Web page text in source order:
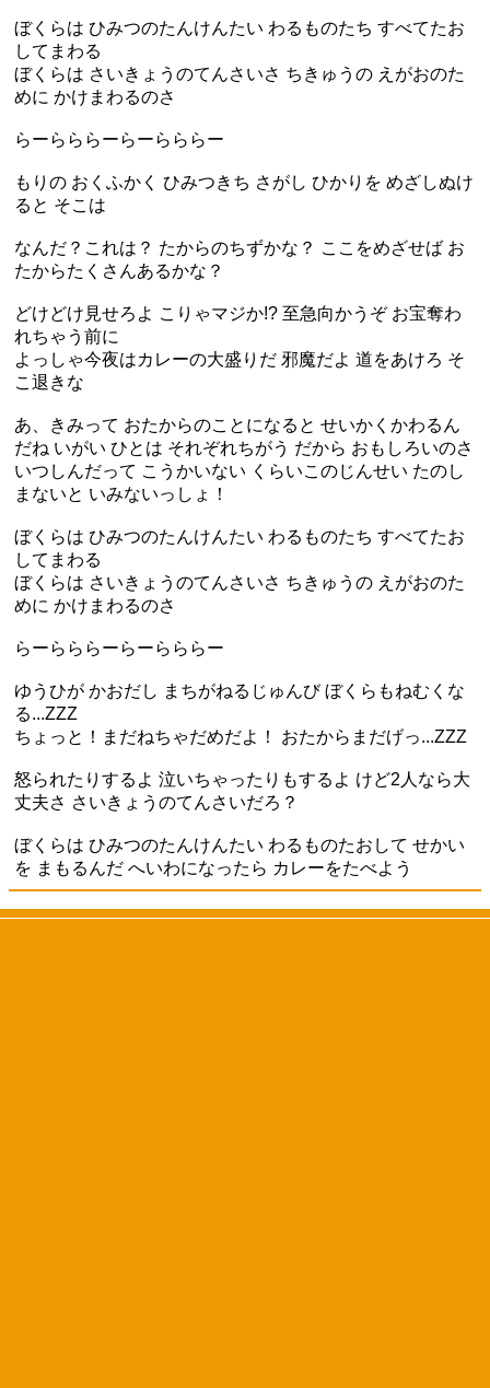
ぼくらは ひみつのたんけんたい わるものたち すべてたお
してまわる
ぼくらは さいきょうのてんさいさ ちきゅうの えがおのた
めに かけまわるのさ
らーらららーらーらららー
もりの おくふかく ひみつきち さがし ひかりを めざしぬけ
ると そこは
なんだ？これは？ たからのちずかな？ ここをめざせば お
たからたくさんあるかな？
どけどけ見せろよ こりゃマジか!? 至急向かうぞ お宝奪わ
れちゃう前に
よっしゃ今夜はカレーの大盛りだ 邪魔だよ 道をあけろ そ
こ退きな
あ、きみって おたからのことになると せいかくかわるん
だね いがい ひとは それぞれちがう だから おもしろいのさ
いつしんだって こうかいない くらいこのじんせい たのし
まないと いみないっしょ！
ぼくらは ひみつのたんけんたい わるものたち すべてたお
してまわる
ぼくらは さいきょうのてんさいさ ちきゅうの えがおのた
めに かけまわるのさ
らーらららーらーらららー
ゆうひが かおだし まちがねるじゅんび ぼくらもねむくな
る...ZZZ
ちょっと！まだねちゃだめだよ！ おたからまだげっ...ZZZ
怒られたりするよ 泣いちゃったりもするよ けど2人なら大
丈夫さ さいきょうのてんさいだろ？
ぼくらは ひみつのたんけんたい わるものたおして せかい
を まもるんだ へいわになったら カレーをたべよう